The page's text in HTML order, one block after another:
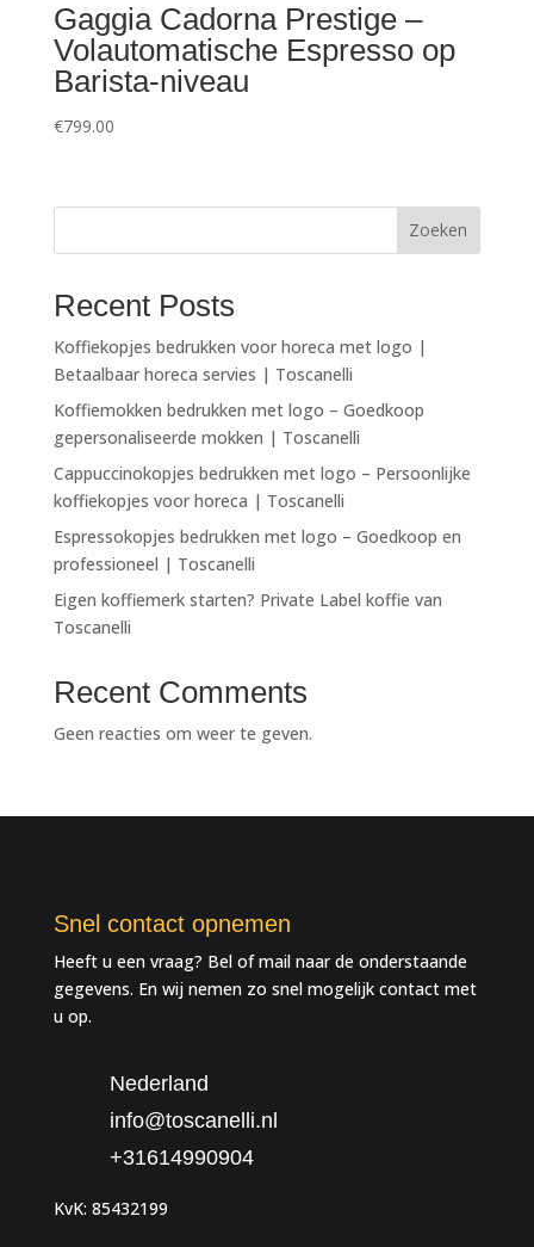
Gaggia Cadorna Prestige –
Volautomatische Espresso op
Barista-niveau
€799.00
Zoeken
Recent Posts
Koffiekopjes bedrukken voor horeca met logo |
Betaalbaar horeca servies | Toscanelli
Koffiemokken bedrukken met logo – Goedkoop
gepersonaliseerde mokken | Toscanelli
Cappuccinokopjes bedrukken met logo – Persoonlijke
koffiekopjes voor horeca | Toscanelli
Espressokopjes bedrukken met logo – Goedkoop en
professioneel | Toscanelli
Eigen koffiemerk starten? Private Label koffie van
Toscanelli
Recent Comments
Geen reacties om weer te geven.
Snel contact opnemen
Heeft u een vraag? Bel of mail naar de onderstaande
gegevens. En wij nemen zo snel mogelijk contact met
u op.
Nederland
info@toscanelli.nl
+31614990904
KvK: 85432199